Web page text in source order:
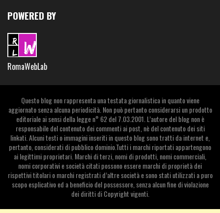
POWERED BY
RomaWebLab
Questo blog non rappresenta una testata giornalistica in quanto viene
aggiornato senza alcuna periodicità. Non può pertanto considerarsi un prodotto
editoriale ai sensi della legge n° 62 del 7.03.2001. L’autore del blog non è
responsabile del contenuto dei commenti ai post, nè del contenuto dei siti
linkati. Alcuni testi o immagini inseriti in questo blog sono tratti da internet e,
pertanto, considerati di pubblico dominio.Tutti i marchi riportati appartengono
ai legittimi proprietari. Marchi di terzi, nomi di prodotti, nomi commerciali,
nomi corporativi e società citati possono essere marchi di proprietà dei
rispettivi titolari o marchi registrati d’altre società e sono stati utilizzati a puro
scopo esplicativo ed a beneficio del possessore, senza alcun fine di violazione
dei diritti di Copyright vigenti.